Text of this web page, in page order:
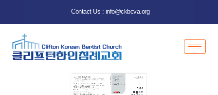
Contact Us : info@ckbcva.org